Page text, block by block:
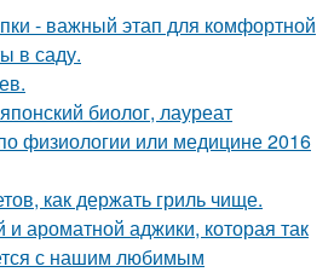
- важный этап для комфортной
в саду.
биолог, лауреат
физиологии или медицине 2016
как держать гриль чище.
и ароматной аджики, которая так
с нашим любимым